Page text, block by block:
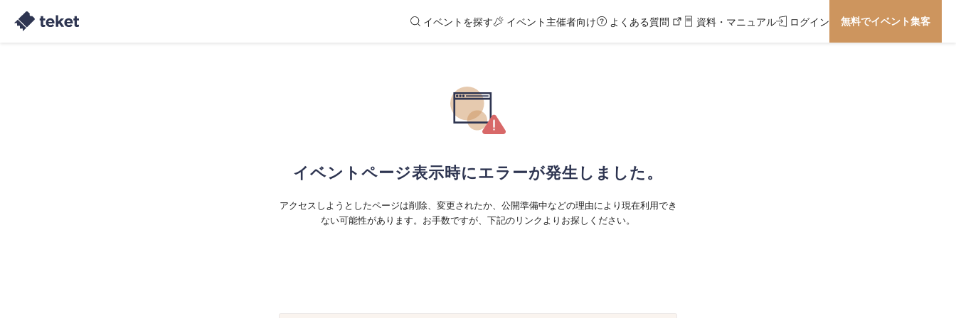
イベントを探す イベント主催者向け よくある質問 資料・マニュアル ログイン 無料でイベント集客
イベントページ表示時にエラーが発生しました。
アクセスしようとしたページは削除、変更されたか、公開準備中などの理由により現在利用でき
ない可能性があります。お手数ですが、下記のリンクよりお探しください。